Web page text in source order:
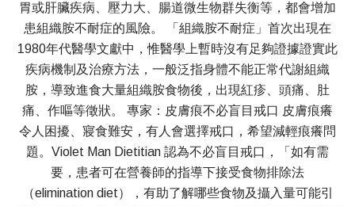
胃或肝臟疾病、壓力大、腸道微生物群失衡等，都會增加
患組織胺不耐症的風險。 「組織胺不耐症」首次出現在
1980年代醫學文獻中，惟醫學上暫時沒有足夠證據證實此
疾病機制及治療方法，一般泛指身體不能正常代謝組織
胺，導致進食大量組織胺食物後，出現紅疹、頭痛、肚
痛、作嘔等徵狀。 專家：皮膚痕不必盲目戒口 皮膚痕癢
令人困擾、寢食難安，有人會選擇戒口，希望減輕痕癢問
題。Violet Man Dietitian 認為不必盲目戒口，「如有需
要，患者可在營養師的指導下接受食物排除法
（elimination diet），有助了解哪些食物及攝入量可能引